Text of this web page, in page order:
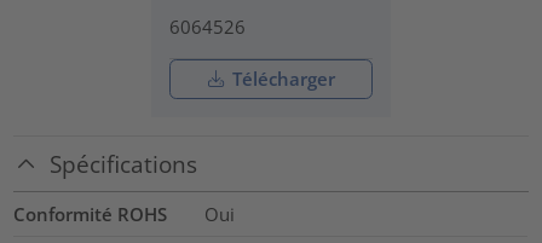
6064526
Télécharger
Spécifications
Conformité ROHS
Oui